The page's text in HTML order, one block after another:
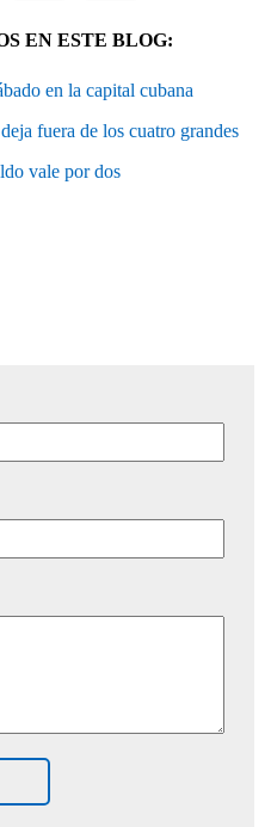
EN ESTE BLOG:
en la capital cubana
fuera de los cuatro grandes
vale por dos